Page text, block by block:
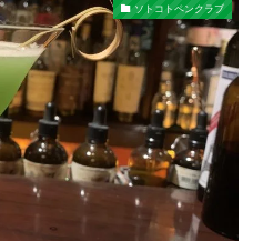
ソトコトペンクラブ